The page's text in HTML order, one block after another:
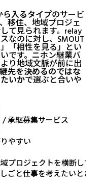
ら入るタイプのサービ
移住、地域プロジェ
て見られます。relay
なのに対し、SMOUT
「相性を見る」とい
です。ニホン継業バ
り地域文脈が前に出
先を決めるのではな
いかで選ぶと合いや
承継募集サービス
やすい
プロジェクトを横断して探
ごと仕事を考えたいとき